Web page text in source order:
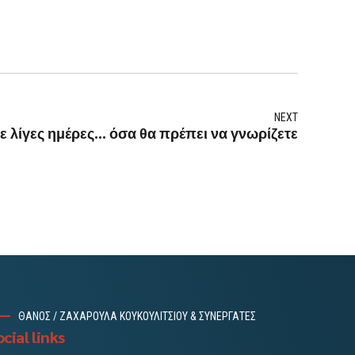
NEXT
λίγες ημέρες... όσα θα πρέπει να γνωρίζετε
ΘΑΝΟΣ / ΖΑΧΑΡΟΥΛΑ ΚΟΥΚΟΥΛΙΤΣΙΟΥ & ΣΥΝΕΡΓΑΤΕΣ
links